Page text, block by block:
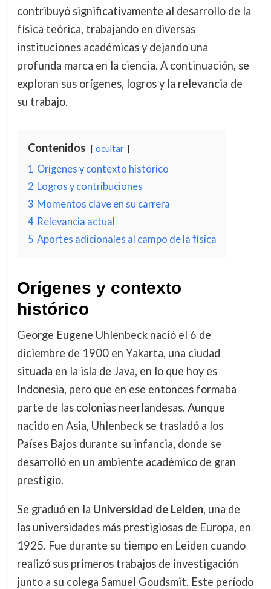
contribuyó significativamente al desarrollo de la
física teórica, trabajando en diversas
instituciones académicas y dejando una
profunda marca en la ciencia. A continuación, se
exploran sus orígenes, logros y la relevancia de
su trabajo.
Contenidos ocultar
1 Orígenes y contexto histórico
2 Logros y contribuciones
3 Momentos clave en su carrera
4 Relevancia actual
5 Aportes adicionales al campo de la física
Orígenes y contexto
histórico
George Eugene Uhlenbeck nació el 6 de
diciembre de 1900 en Yakarta, una ciudad
situada en la isla de Java, en lo que hoy es
Indonesia, pero que en ese entonces formaba
parte de las colonias neerlandesas. Aunque
nacido en Asia, Uhlenbeck se trasladó a los
Países Bajos durante su infancia, donde se
desarrolló en un ambiente académico de gran
prestigio.
Se graduó en la Universidad de Leiden, una de
las universidades más prestigiosas de Europa, en
1925. Fue durante su tiempo en Leiden cuando
realizó sus primeros trabajos de investigación
junto a su colega Samuel Goudsmit. Este período